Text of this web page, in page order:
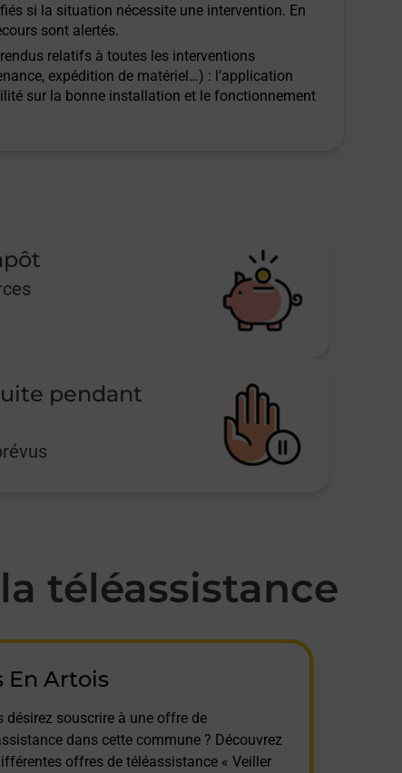
si la situation nécessite une intervention. En
sont alertés.
relatifs à toutes les interventions
expédition de matériel…) : l’application
sur la bonne installation et le fonctionnement
pendant
téléassistance
En Artois
désirez souscrire à une offre de
dans cette commune ? Découvrez
offres de téléassistance « Veiller